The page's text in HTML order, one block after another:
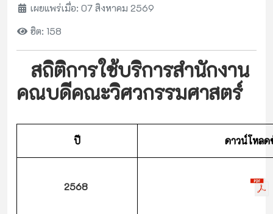
เผยแพร่เมื่อ: 07 สิงหาคม 2569
ฮิต: 158
สถิติการใช้บริการสำนักงาน
คณบดีคณะวิศวกรรมศาสตร์
ปี ดาวน์โหลด
2568